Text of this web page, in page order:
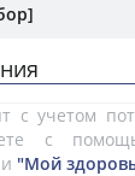
с учетом
с
"Мой